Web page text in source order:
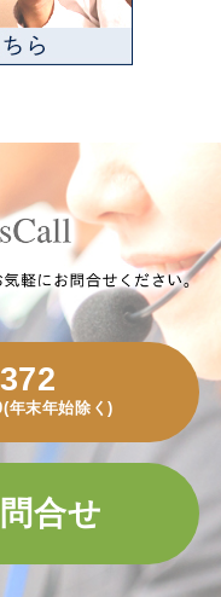
年末年始除く)
合せ